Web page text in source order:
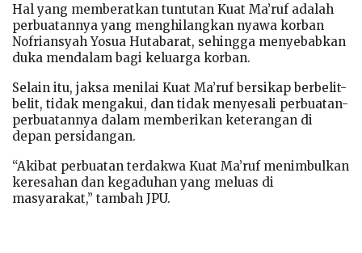
Hal yang memberatkan tuntutan Kuat Ma’ruf adalah
perbuatannya yang menghilangkan nyawa korban
Nofriansyah Yosua Hutabarat, sehingga menyebabkan
duka mendalam bagi keluarga korban.
Selain itu, jaksa menilai Kuat Ma’ruf bersikap berbelit-
belit, tidak mengakui, dan tidak menyesali perbuatan-
perbuatannya dalam memberikan keterangan di
depan persidangan.
“Akibat perbuatan terdakwa Kuat Ma’ruf menimbulkan
keresahan dan kegaduhan yang meluas di
masyarakat,” tambah JPU.